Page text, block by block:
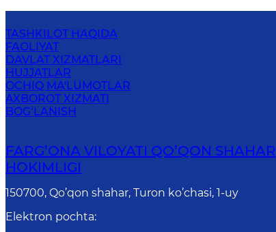
TASHKILOT HAQIDA
FAOLIYAT
DAVLAT XIZMATLARI
HUJJATLAR
OCHIQ MA'LUMOTLAR
AXBOROT XIZMATI
BOG‘LANISH
FARG’ОNА VILОYATI QO’QON SHAHAR
HОKIMLIGI
150700, Qo’qon shahar, Turon ko’chasi, 1-uy
Elektron pochta: